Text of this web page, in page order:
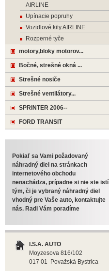
AIRLINE
Upínacie popruhy
Vozidlové kity AIRLINE
Rozperné tyče
motory,bloky motorov...
Bočné, strešné okná ...
Strešné nosiče
Strešné ventilátory...
SPRINTER 2006--
FORD TRANSIT
Pokiaľ sa Vami požadovaný
náhradný diel na stránkach
internetového obchodu
nenachádza, prípadne si nie ste istí
tým, či je vybraný náhradný diel
vhodný pre Vaše auto, kontaktujte
nás. Radi Vám poradíme
I.S.A. AUTO
Moyzesova 816/102
017 01 Považská Bystrica